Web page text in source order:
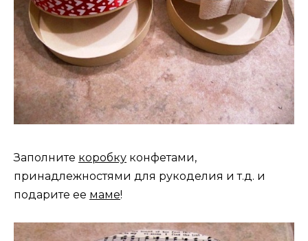
Заполните коробку конфетами,
принадлежностями для рукоделия и т.д. и
подарите ее маме!